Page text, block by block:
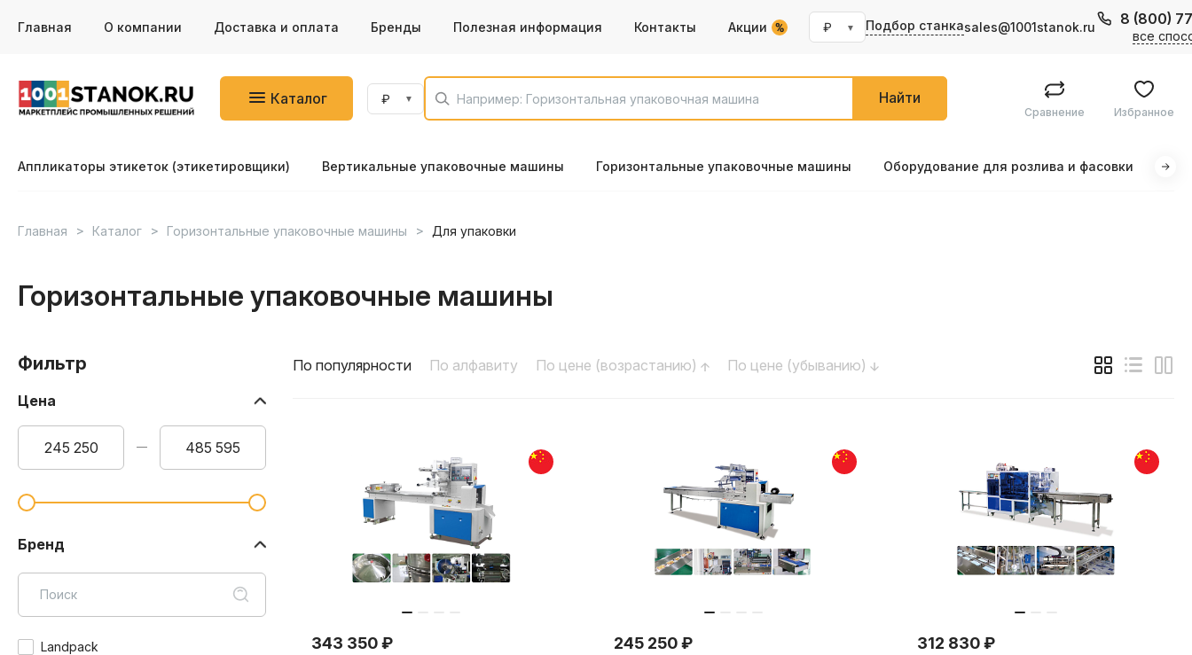
Главная О компании Доставка и оплата Бренды Полезная информация Контакты Акции Подбор станкаsales@1001stanok.ru 8 (800)
все
Каталог Найти
Сравнение Избранное
Аппликаторы этикеток (этикетировщики) Вертикальные упаковочные машины Горизонтальные упаковочные машины Оборудование для розлива и фасовки
Главная Каталог Горизонтальные упаковочные машины Для упаковки
Горизонтальные упаковочные машины
Фильтр
Цена
Бренд
Landpack
По популярности По алфавиту По цене (возрастанию) По цене (убыванию)
343 350 ₽ 245 250 ₽ 312 830 ₽